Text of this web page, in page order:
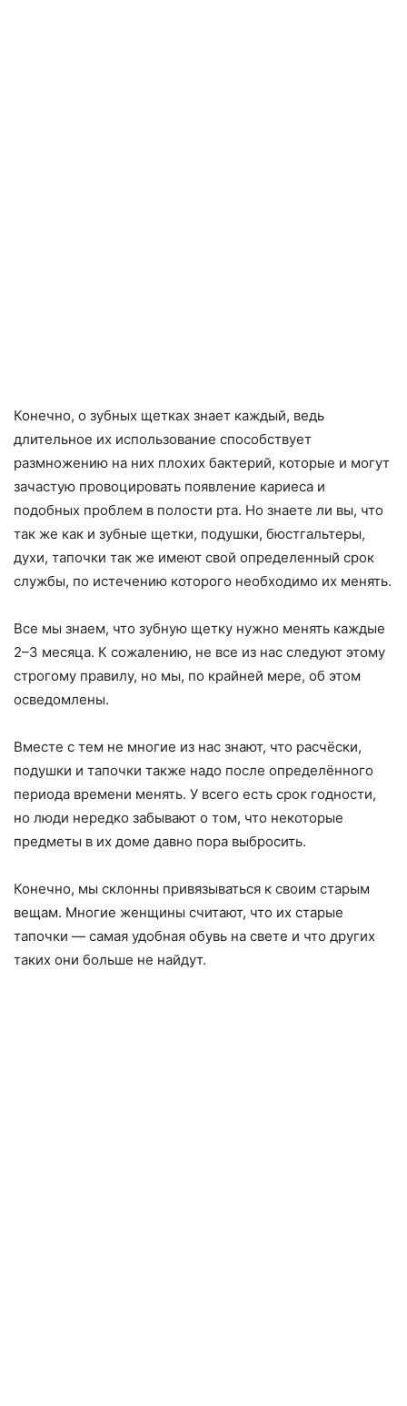
Конечно, о зубных щетках знает каждый, ведь
длительное их использование способствует
размножению на них плохих бактерий, которые и могут
зачастую провоцировать появление кариеса и
подобных проблем в полости рта. Но знаете ли вы, что
так же как и зубные щетки, подушки, бюстгальтеры,
духи, тапочки так же имеют свой определенный срок
службы, по истечению которого необходимо их менять.
Все мы знаем, что зубную щетку нужно менять каждые
2–3 месяца. К сожалению, не все из нас следуют этому
строгому правилу, но мы, по крайней мере, об этом
осведомлены.
Вместе с тем не многие из нас знают, что расчёски,
подушки и тапочки также надо после определённого
периода времени менять. У всего есть срок годности,
но люди нередко забывают о том, что некоторые
предметы в их доме давно пора выбросить.
Конечно, мы склонны привязываться к своим старым
вещам. Многие женщины считают, что их старые
тапочки — самая удобная обувь на свете и что других
таких они больше не найдут.